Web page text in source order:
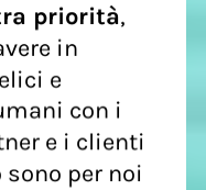
priorità,
in
e
con i
e i clienti
per noi